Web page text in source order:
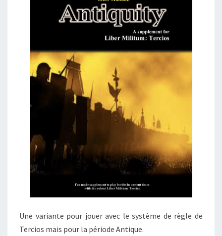
(EN
ANGLAIS)
Une variante pour jouer avec le système de règle de
Tercios mais pour la période Antique.